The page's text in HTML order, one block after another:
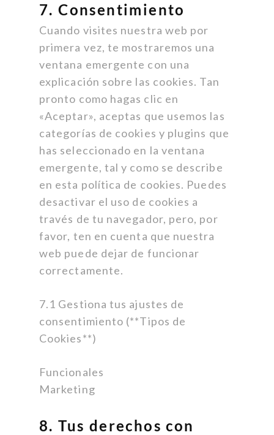
7. Consentimiento
Cuando visites nuestra web por
primera vez, te mostraremos una
ventana emergente con una
explicación sobre las cookies. Tan
pronto como hagas clic en
«Aceptar», aceptas que usemos las
categorías de cookies y plugins que
has seleccionado en la ventana
emergente, tal y como se describe
en esta política de cookies. Puedes
desactivar el uso de cookies a
través de tu navegador, pero, por
favor, ten en cuenta que nuestra
web puede dejar de funcionar
correctamente.
7.1 Gestiona tus ajustes de
consentimiento (**Tipos de
Cookies**)
Funcionales
Marketing
8. Tus derechos con